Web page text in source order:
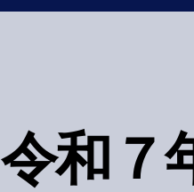
令和７